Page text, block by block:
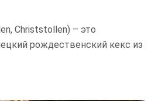
Christstollen) – это
рождественский кекс из